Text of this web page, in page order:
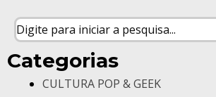
Categorias
CULTURA POP & GEEK